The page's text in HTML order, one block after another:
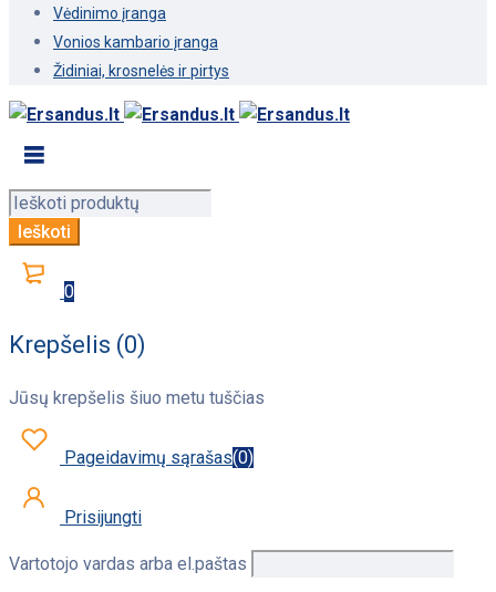
Vėdinimo įranga
Vonios kambario įranga
Židiniai, krosnelės ir pirtys
0
Krepšelis (0)
Jūsų krepšelis šiuo metu tuščias
Pageidavimų sąrašas(0)
Prisijungti
Vartotojo vardas arba el.paštas